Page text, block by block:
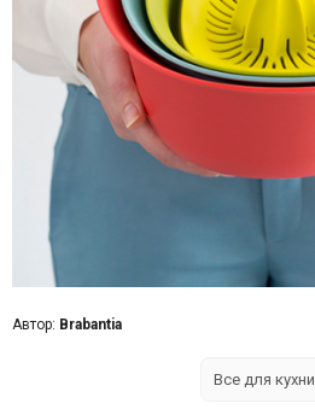
Автор: Brabantia
Все для кухни